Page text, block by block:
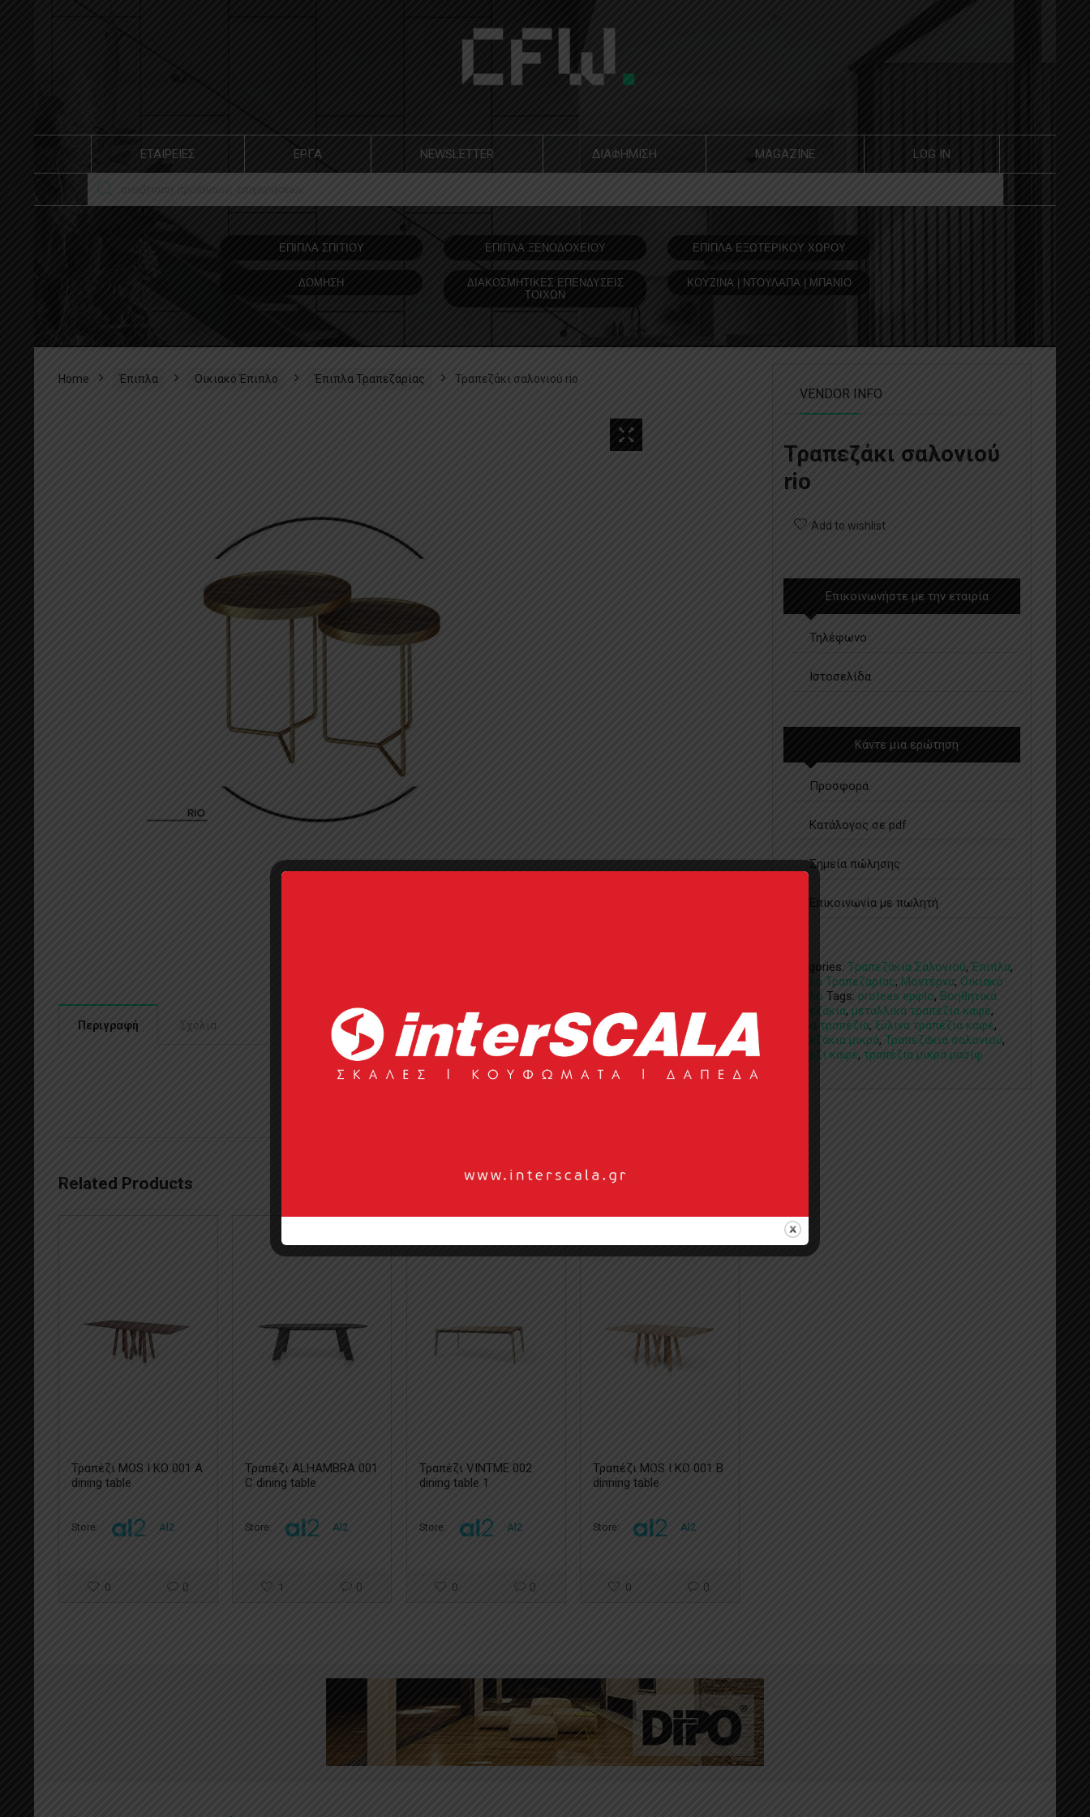
ΕΤΑΙΡΕΙΕΣ ΕΡΓΑ NEWSLETTER ΔΙΑΦΗΜΙΣΗ MAGAZINE LOG IN
ΕΠΙΠΛΑ ΣΠΙΤΙΟΥ ΕΠΙΠΛΑ ΞΕΝΟΔOΧΕΙΟΥ ΕΠΙΠΛΑ ΕΞΩΤΕΡΙΚΟΥ ΧΩΡΟΥ
ΔΟΜΗΣΗ
ΔΙΑΚΟΣΜΗΤΙΚΕΣ ΕΠΕΝΔΥΣΕΙΣ
ΤΟΙΧΩΝ
ΚΟΥΖΙΝΑ | ΝΤΟΥΛΑΠΑ | ΜΠΑΝΙΟ
Home Έπιπλα Οικιακό Έπιπλο Έπιπλα Τραπεζαρίας​ Τραπεζάκι σαλονιού rio
Περιγραφή Σχόλια
Related Products
Τραπέζι MOS I KO 001 A
dining table
Store: Al2
0 0
Τραπέζι ALHAMBRA 001
C dining table
Store: Al2
1 0
Τραπέζι VINTME 002
dining table 1
Store: Al2
0 0
Τραπέζι MOS I KO 001 B
dinning table
Store: Al2
0 0
VENDOR INFO
Τραπεζάκι σαλονιού
rio
Add to wishlist
Επικοινωνήστε με την εταιρία
Τηλέφωνο
Ιστοσελίδα
Κάντε μια ερώτηση
Προσφορά
Κατάλογος σε pdf
Σημεία πώλησης
Επικοινωνία με πωλητή
Categories: Tραπεζάκια Σαλονιού,Έπιπλα,
Έπιπλα Τραπεζαρίας​, Μοντέρνα, Οικιακό
Έπιπλο Tags: proteas epiplo, Βοηθητικά
τραπεζάκια, μεταλλικά τραπέζια καφέ,
Μικρά τραπέζια, ξύλινα τραπέζια καφέ,
τραπεζάκια μικρά, Τραπεζάκια σαλονιού,
τραπέζι καφέ, τραπέζια μικρά μασίφ